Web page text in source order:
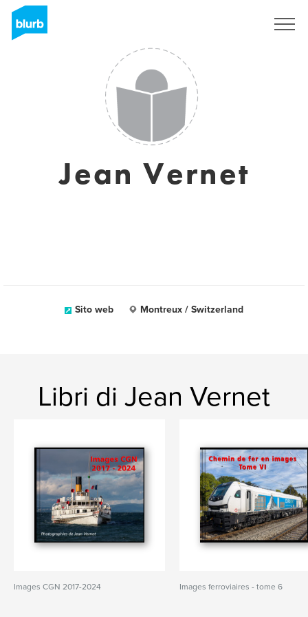
Jean Vernet
Sito web Montreux / Switzerland
Libri di Jean Vernet
Images CGN 2017-2024 Images ferroviaires - tome 6